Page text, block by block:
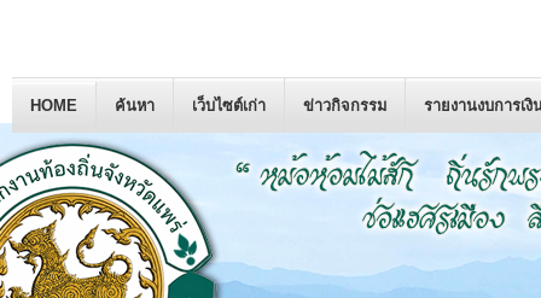
HOME ค้นหา เว็บไซต์เก่า ข่าวกิจกรรม รายงานงบการเงิ